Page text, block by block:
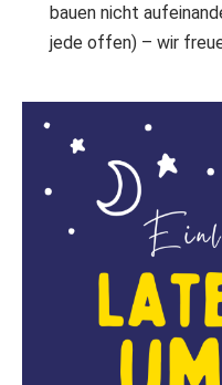
bauen nicht
jede offen) – wir